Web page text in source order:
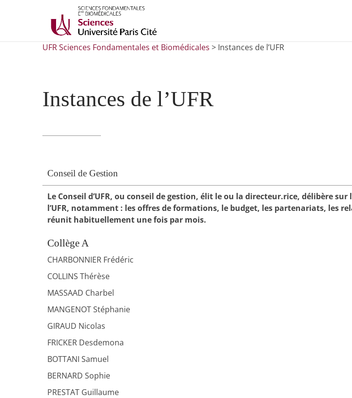
UFR Sciences Fondamentales et Biomédicales > Instances de l’UFR
Instances de l’UFR
Conseil de Gestion
Le Conseil d’UFR, ou conseil de gestion, élit le ou la directeur.rice, délibère
l’UFR, notamment : les offres de formations, le budget, les partenariats, les
réunit habituellement une fois par mois.
Collège A
CHARBONNIER Frédéric
COLLINS Thérèse
MASSAAD Charbel
MANGENOT Stéphanie
GIRAUD Nicolas
FRICKER Desdemona
BOTTANI Samuel
BERNARD Sophie
PRESTAT Guillaume